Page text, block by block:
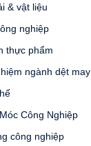
& vật liệu
nghiệp
thực phẩm
ngành dệt may
Công Nghiệp
công nghiệp